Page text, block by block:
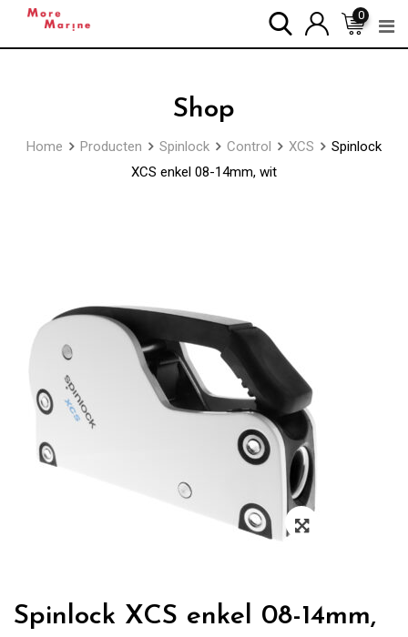
0
Shop
Home Producten Spinlock Control XCS
Spinlock
XCS enkel 08-14mm, wit
Zoom
Spinlock XCS enkel 08-14mm,